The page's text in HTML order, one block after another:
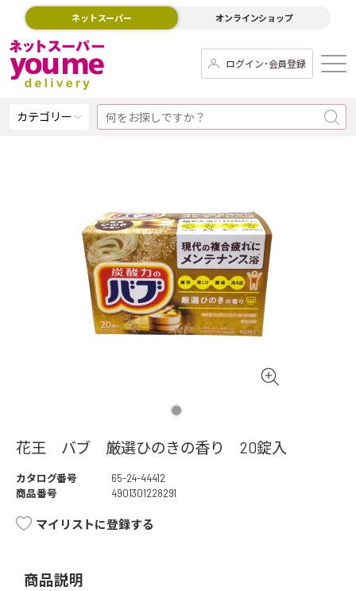
ネットスーパー オンラインショップ
ログイン･会員登録
カテゴリー
花王 バブ 厳選ひのきの香り 20錠入
カタログ番号
65-24-44412
商品番号
4901301228291
マイリストに登録する
商品説明